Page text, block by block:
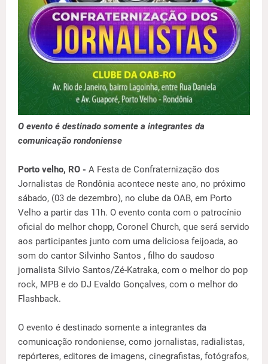
O evento é destinado somente a integrantes da
comunicação rondoniense
Porto velho, RO - A Festa de Confraternização dos
Jornalistas de Rondônia acontece neste ano, no próximo
sábado, (03 de dezembro), no clube da OAB, em Porto
Velho a partir das 11h. O evento conta com o patrocínio
oficial do melhor chopp, Coronel Church, que será servido
aos participantes junto com uma deliciosa feijoada, ao
som do cantor Silvinho Santos , filho do saudoso
jornalista Silvio Santos/Zé-Katraka, com o melhor do pop
rock, MPB e do DJ Evaldo Gonçalves, com o melhor do
Flashback.
O evento é destinado somente a integrantes da
comunicação rondoniense, como jornalistas, radialistas,
repórteres, editores de imagens, cinegrafistas, fotógrafos,